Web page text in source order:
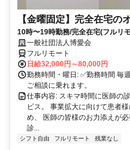
【金曜固定】完全在宅の
10時〜19時勤務/完全在宅(フルリ
業務一般社団法人博愛会
フルリモート
日給32,000円～80,000円
勤務時間・曜日: ✅勤務時間 毎
ご相談に乗れます。
仕事内容: スキマ時間に医師の
ビス。 事業拡大に向けて患者
め、 医師の皆様のお力添えが
診...
シフト自由 フルリモート 残業なし